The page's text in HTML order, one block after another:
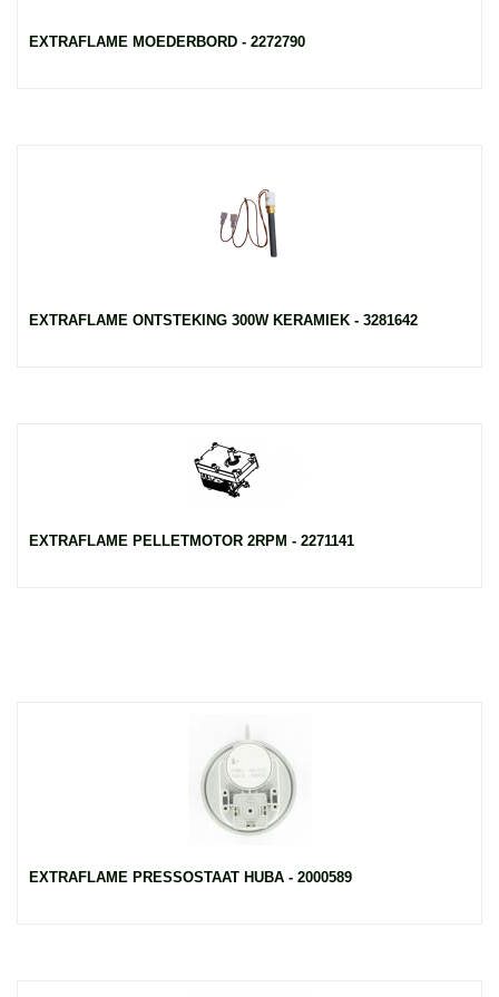
EXTRAFLAME MOEDERBORD - 2272790
EXTRAFLAME ONTSTEKING 300W KERAMIEK - 3281642
EXTRAFLAME PELLETMOTOR 2RPM - 2271141
EXTRAFLAME PRESSOSTAAT HUBA - 2000589